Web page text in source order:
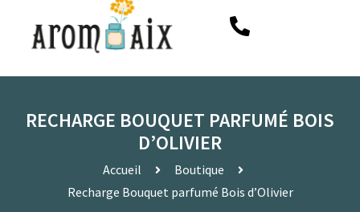
RECHARGE BOUQUET PARFUMÉ BOIS
D’OLIVIER
Accueil
Boutique
Recharge Bouquet parfumé Bois d’Olivier